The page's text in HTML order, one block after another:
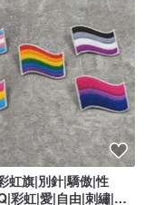
虹旗|別針|驕傲|性
彩虹|愛|自由|刺繡|胸